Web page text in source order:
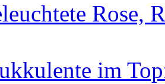
Rose,
im